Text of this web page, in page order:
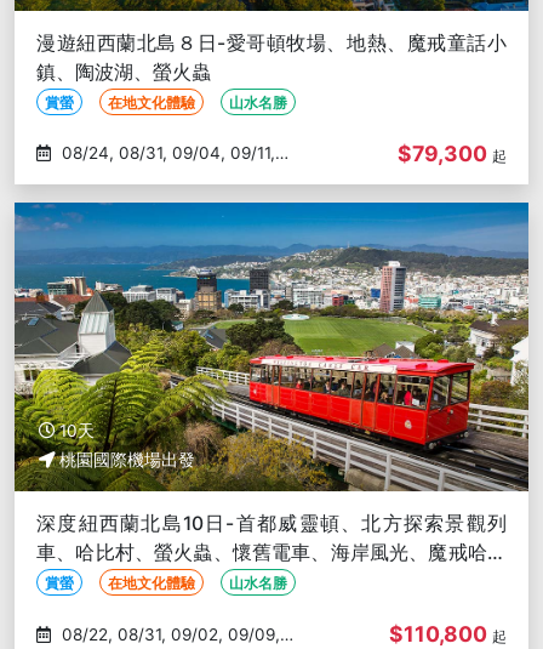
漫遊紐西蘭北島８日-愛哥頓牧場、地熱、魔戒童話小
鎮、陶波湖、螢火蟲
賞螢 在地文化體驗 山水名勝
09/18
$79,300 起
10天
桃園國際機場出發
深度紐西蘭北島10日-首都威靈頓、北方探索景觀列
車、哈比村、螢火蟲、懷舊電車、海岸風光、魔戒哈比
人午餐
賞螢 在地文化體驗 山水名勝
$110,800 起